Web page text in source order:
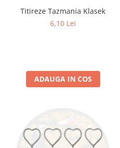
Titireze Tazmania Klasek
6,10 Lei
ADAUGA IN COS